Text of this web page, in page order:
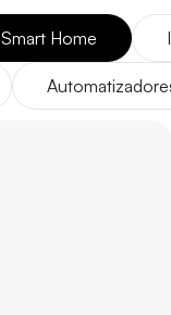
Smart Home